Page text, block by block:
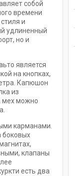
собой
времени
и
удлиненный
но и
является
на кнопках,
Капюшон
из
мех можно
карманами.
боковых
клапаны
есть два